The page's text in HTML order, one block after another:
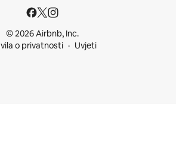
© 2026 Airbnb, Inc.
o privatnosti
Uvjeti